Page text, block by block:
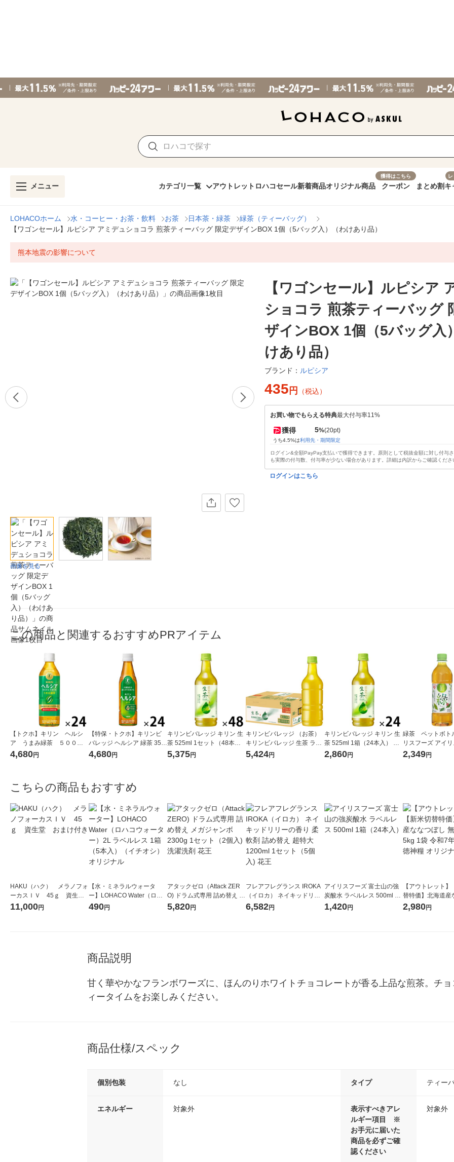
メニュー カテゴリ一覧 アウトレット ロハコセール新着商品オリジナル商品
獲得はこちら
クーポン まとめ割キ
LOHACOホーム 水・コーヒー・お茶・飲料 お茶 日本茶・緑茶
緑茶（ティーバッグ）
【ワゴンセール】ルピシア アミデュショコラ 煎茶ティーバッグ 限定デザインBOX 1個（5バッグ入）（わけあり品）
熊本地震の影響について
画像を見る
【ワゴンセール】ルピシア
ショコラ 煎茶ティーバッグ
ザインBOX 1個（5バッグ入
けあり品）
ブランド： ルピシア
435 円 （税込）
お買い物でもらえる特典最大付与率11%
獲得 5%(20pt)
うち4.5%は利用先・期間限定
ログイン&全額PayPay支払いで獲得できます。原則として税抜金額に対し付与
も実際の付与数、付与率が少ない場合があります。詳細は内訳からご確認くださ
ログインはこちら
この商品と関連するおすすめPRアイテム
【トクホ】キリン ヘルシ
ア うまみ緑茶 ５００ｍ
ｌＰＥＴ 1箱（24本入）
4,680円
【特保・トクホ】キリンビ
バレッジ ヘルシア 緑茶 350
ml スリム 1箱（24本入）
4,680円
キリンビバレッジ キリン 生
茶 525ml 1セット（48本）
お茶 緑茶 ペットボトル
5,375円
キリンビバレッジ （お茶）
キリンビバレッジ 生茶 ラベ
ルレス 525ml×24本 336807
5,424円
キリンビバレッジ キリン 生
茶 525ml 1箱（24本入） お
茶 緑茶 ペットボトル
2,860円
緑茶 ペットボ
リスフーズ アイ
500ml 1箱（24本
2,349円
こちらの商品もおすすめ
HAKU（ハク） メラノフォ
ーカスＩＶ 45ｇ 資生
堂 おまけ付き
11,000円
【水・ミネラルウォータ
ー】LOHACO Water（ロハ
コウォーター）2L ラベルレ
490円
アタックゼロ（Attack ZER
O) ドラム式専用 詰め替え メ
ガジャンボ 2300g 1セット
5,820円
フレアフレグランス IROKA
（イロカ） ネイキッドリリ
ーの香り 柔軟剤 詰め替え 超
6,582円
アイリスフーズ 富士山の強
炭酸水 ラベルレス 500ml 1
箱（24本入）
1,420円
【アウトレット
替特価】北海道産
し 無洗米 5kg 1袋
2,980円
商品説明
甘く華やかなフランボワーズに、ほんのりホワイトチョコレートが香る上品な煎茶。チ
ィータイムをお楽しみください。
商品仕様/スペック
個別包装 なし タイプ ティー
エネルギー 対象外
表示すべきアレ
ルギー項目 ※
お手元に届いた
商品を必ずご確
認ください
対象外